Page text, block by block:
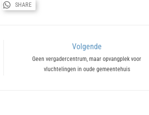
SHARE
Volgende
NextGeen vergadercentrum, maar opvangplek voor
vluchtelingen in oude gemeentehuis